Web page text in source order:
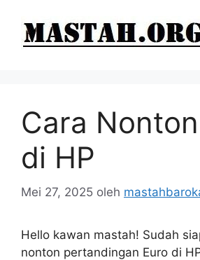
Cara
di HP
Mei 27, 2025 oleh
Hello kawan mastah! Sudah
nonton pertandingan Euro di